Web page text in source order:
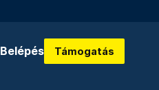
Belépés Támogatás